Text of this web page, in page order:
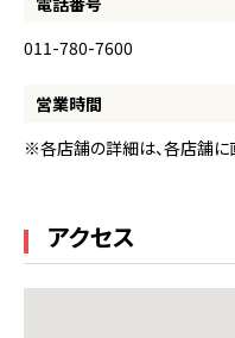
011-780-7600
営業時間
※各店舗の詳細は、各店舗に
アクセス